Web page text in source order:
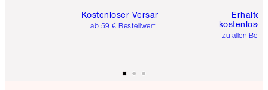
Kostenloser Versand
ab 59 € Bestellwert
Erhalte
kostenlose
zu allen